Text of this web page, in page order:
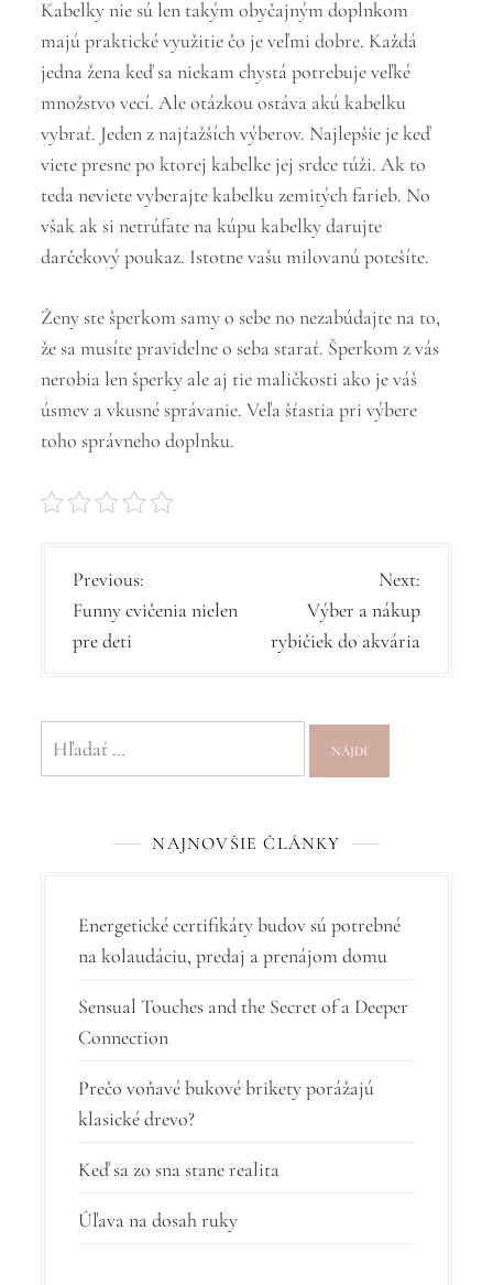
Kabelky nie sú len takým obyčajným doplnkom
majú praktické využitie čo je veľmi dobre. Každá
jedna žena keď sa niekam chystá potrebuje veľké
množstvo vecí. Ale otázkou ostáva akú kabelku
vybrať. Jeden z najťažších výberov. Najlepšie je keď
viete presne po ktorej kabelke jej srdce túži. Ak to
teda neviete vyberajte kabelku zemitých farieb. No
však ak si netrúfate na kúpu kabelky darujte
darčekový poukaz. Istotne vašu milovanú potešíte.
Ženy ste šperkom samy o sebe no nezabúdajte na to,
že sa musíte pravidelne o seba starať. Šperkom z vás
nerobia len šperky ale aj tie maličkosti ako je váš
úsmev a vkusné správanie. Veľa šťastia pri výbere
toho správneho doplnku.
N
a
v
g
á
v
č
l
á
n
k
u
Previous:
Funny cvičenia nielen
pre deti
Next:
Výber a nákup
rybičiek do akvária
Hľadať:
NAJNOVŠIE ČLÁNKY
Energetické certifikáty budov sú potrebné
na kolaudáciu, predaj a prenájom domu
Sensual Touches and the Secret of a Deeper
Connection
Prečo voňavé bukové brikety porážajú
klasické drevo?
Keď sa zo sna stane realita
Úľava na dosah ruky